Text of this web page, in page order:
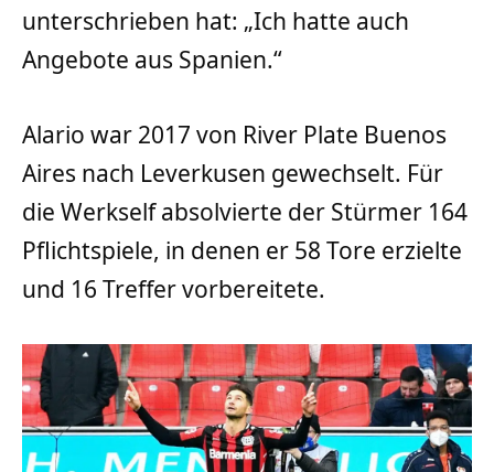
unterschrieben hat: „Ich hatte auch
Angebote aus Spanien.“
Alario war 2017 von River Plate Buenos
Aires nach Leverkusen gewechselt. Für
die Werkself absolvierte der Stürmer 164
Pflichtspiele, in denen er 58 Tore erzielte
und 16 Treffer vorbereitete.